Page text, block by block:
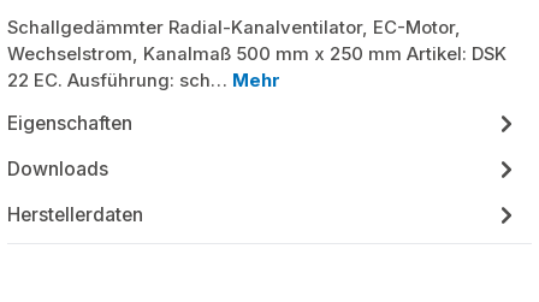
Schallgedämmter Radial-Kanalventilator, EC-Motor,
Wechselstrom, Kanalmaß 500 mm x 250 mm Artikel: DSK
22 EC. Ausführung: sch… Mehr
Eigenschaften
Downloads
Herstellerdaten